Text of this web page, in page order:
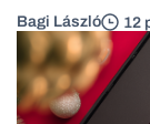
Bagi László 12